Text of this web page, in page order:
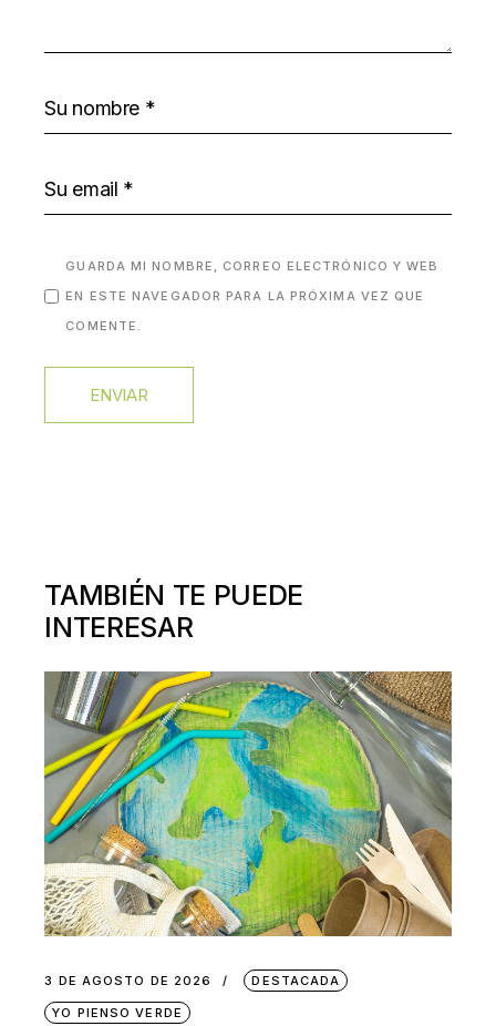
GUARDA MI NOMBRE, CORREO ELECTRÓNICO Y WEB
EN ESTE NAVEGADOR PARA LA PRÓXIMA VEZ QUE
COMENTE.
ENVIAR
TAMBIÉN TE PUEDE
INTERESAR
3 DE AGOSTO DE 2026 DESTACADA
YO PIENSO VERDE